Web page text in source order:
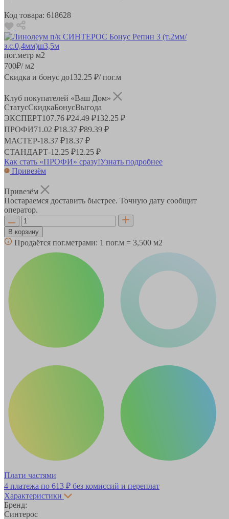
Код товара: 618628
пог.метр м2
700₽/ м2
Скидка и бонус до132.25 ₽/ пог.м
Клуб покупателей «Ваш Дом»
СтатусСкидкаБонусВыгода
ЭКСПЕРТ107.76 ₽24.49 ₽132.25 ₽
ПРОФИ71.02 ₽18.37 ₽89.39 ₽
МАСТЕР-18.37 ₽18.37 ₽
СТАНДАРТ-12.25 ₽12.25 ₽
Как стать «ПРОФИ» сразу!Узнать подробнее
Привезём
Привезём
Постараемся доставить быстрее. Точную дату сообщит
оператор.
В корзину
Продаётся пог.метрами: 1 пог.м = 3,500 м2
Плати частями
4 платежа по 613 ₽ без комиссий и переплат
Характеристики
Бренд:
Синтерос